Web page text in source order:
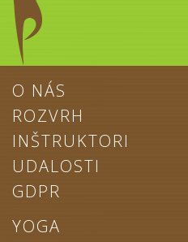
O NÁS
ROZVRH
INŠTRUKTORI
UDALOSTI
GDPR
YOGA